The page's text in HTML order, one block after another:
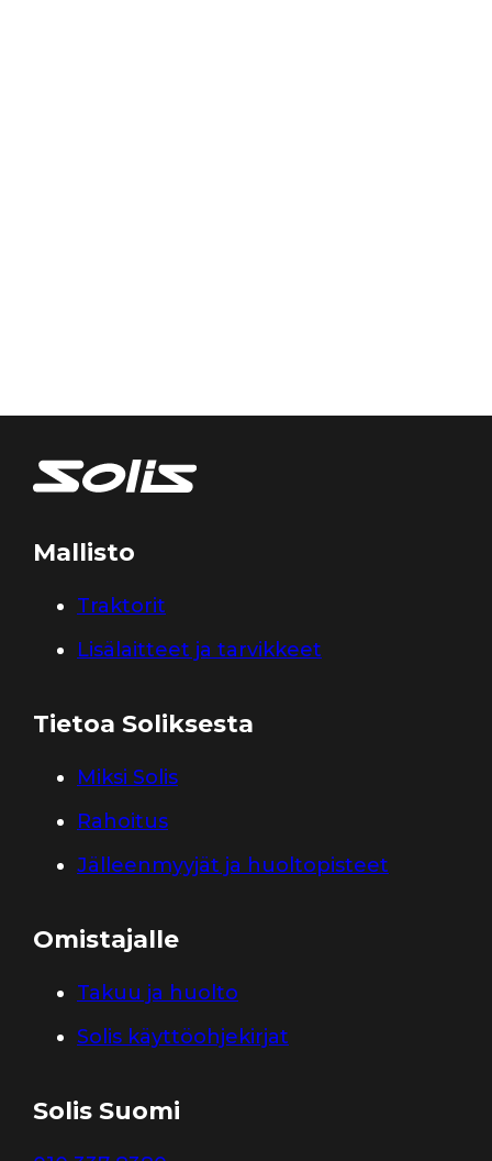
Mallisto
Traktorit
Lisälaitteet ja tarvikkeet
Tietoa Soliksesta
Miksi Solis
Rahoitus
Jälleenmyyjät ja huoltopisteet
Omistajalle
Takuu ja huolto
Solis käyttöohjekirjat
Solis Suomi